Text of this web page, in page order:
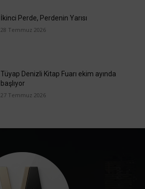
İkinci Perde, Perdenin Yarısı
28 Temmuz 2026
Tüyap Denizli Kitap Fuarı ekim ayında
başlıyor
27 Temmuz 2026